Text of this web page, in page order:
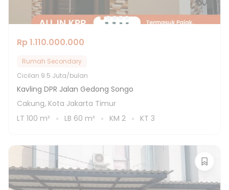
Rp 1.110.000.000
Rumah Secondary
Cicilan 9.5 Juta/bulan
Kavling DPR Jalan Gedong Songo
Cakung, Kota Jakarta Timur
LT 100 m² LB 60 m² KM 2 KT 3